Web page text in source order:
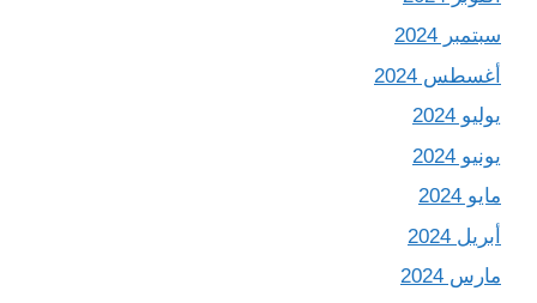
سبتمبر 2024
أغسطس 2024
يوليو 2024
يونيو 2024
مايو 2024
أبريل 2024
مارس 2024